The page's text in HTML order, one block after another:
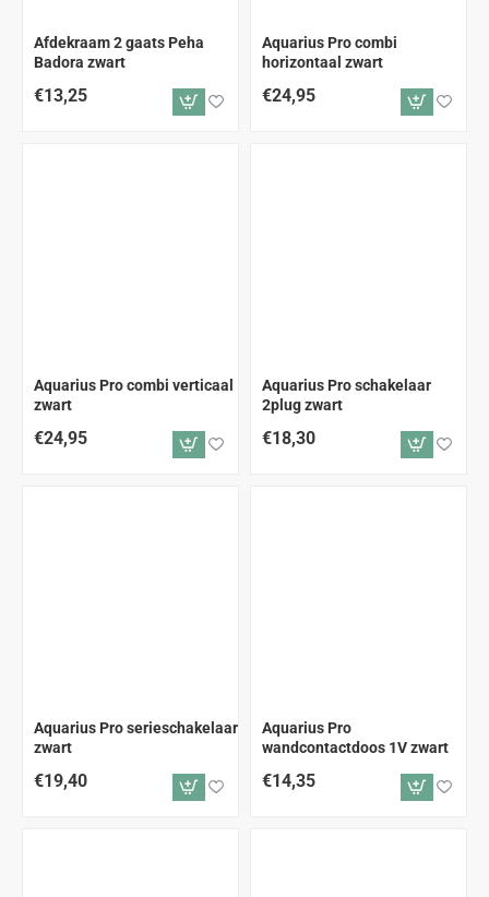
Afdekraam 2 gaats Peha
Badora zwart
€13,25
Aquarius Pro combi
horizontaal zwart
€24,95
Aquarius Pro combi verticaal
zwart
€24,95
Aquarius Pro schakelaar
2plug zwart
€18,30
Aquarius Pro serieschakelaar
zwart
€19,40
Aquarius Pro
wandcontactdoos 1V zwart
€14,35